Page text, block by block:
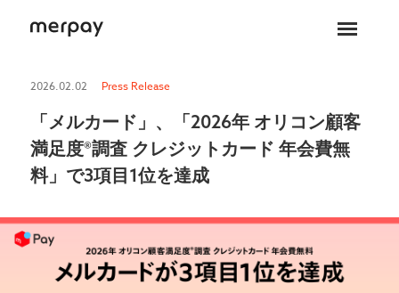
ホーム
2026.02.02 Press Release
「メルカード」、「2026年 オリコン顧客
満足度®調査 クレジットカード 年会費無
料」で3項目1位を達成